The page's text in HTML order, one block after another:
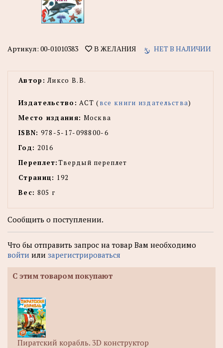
Артикул: 00-01010383 В ЖЕЛАНИЯ НЕТ В НАЛИЧИИ
Автор: Ликсо В.В.
Издательство: АСТ (все книги издательства)
Место издания: Москва
ISBN: 978-5-17-098800-6
Год: 2016
Переплет:Твердый переплет
Страниц: 192
Вес: 805 г
Сообщить о поступлении.
Что бы отправить запрос на товар Вам необходимо
войти или зарегистрироваться
С этим товаром покупают
Пиратский корабль. 3D конструктор